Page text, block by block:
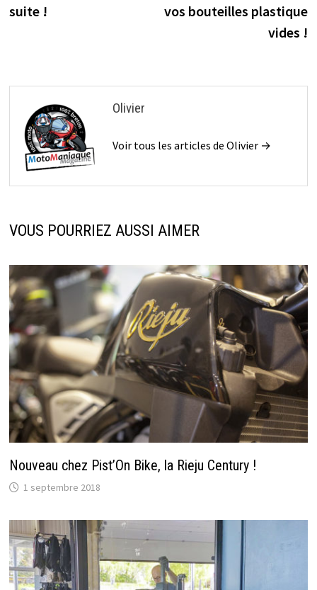
suite !
vos bouteilles plastique
vides !
Olivier
Voir tous les articles de Olivier →
VOUS POURRIEZ AUSSI AIMER
Nouveau chez Pist’On Bike, la Rieju Century !
1 septembre 2018